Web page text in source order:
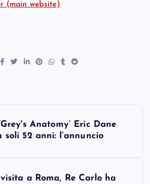
(main website)
Anatomy’ Eric Dane
soli 52 anni: l’annuncio
a Roma, Re Carlo ha